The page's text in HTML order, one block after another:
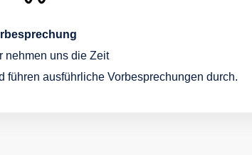
nehmen uns die Zeit
führen ausführliche Vorbesprechungen durch.